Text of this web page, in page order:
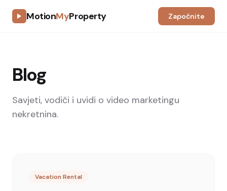
MotionMyProperty Započnite
Blog
Savjeti, vodiči i uvidi o video marketingu
nekretnina.
Vacation Rental